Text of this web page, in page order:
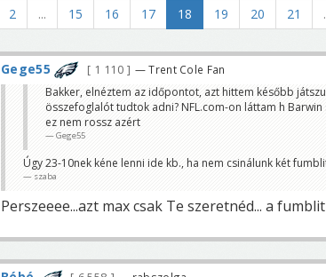
2 ... 15 16 17 18 19 20 21
Gege55 1 110 — Trent Cole Fan
Bakker, elnéztem az időpontot, azt hittem később
összefoglalót tudtok adni? NFL.com-on láttam h
ez nem rossz azért
Gege55
Úgy 23-10nek kéne lenni ide kb., ha nem csinálunk két
szaba
Perszeeee...azt max csak Te szeretnéd... a